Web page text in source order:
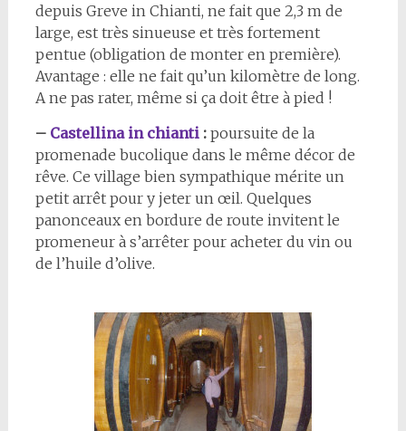
depuis Greve in Chianti, ne fait que 2,3 m de
large, est très sinueuse et très fortement
pentue (obligation de monter en première).
Avantage : elle ne fait qu’un kilomètre de long.
A ne pas rater, même si ça doit être à pied !
– Castellina in chianti: poursuite de la
promenade bucolique dans le même décor de
rêve. Ce village bien sympathique mérite un
petit arrêt pour y jeter un œil. Quelques
panonceaux en bordure de route invitent le
promeneur à s’arrêter pour acheter du vin ou
de l’huile d’olive.